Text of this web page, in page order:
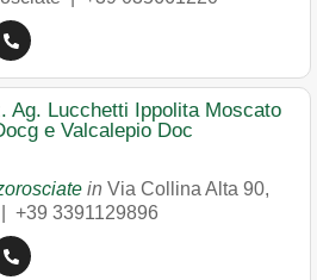
Ag. Lucchetti Ippolita Moscato
e Valcalepio Doc
in Via Collina Alta 90,
+39 3391129896